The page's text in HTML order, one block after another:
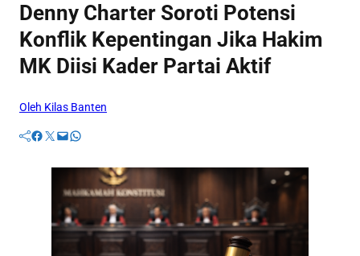
Denny Charter Soroti Potensi
Konflik Kepentingan Jika Hakim
MK Diisi Kader Partai Aktif
Oleh Kilas Banten
Facebook Twitter Mail WhatsApp